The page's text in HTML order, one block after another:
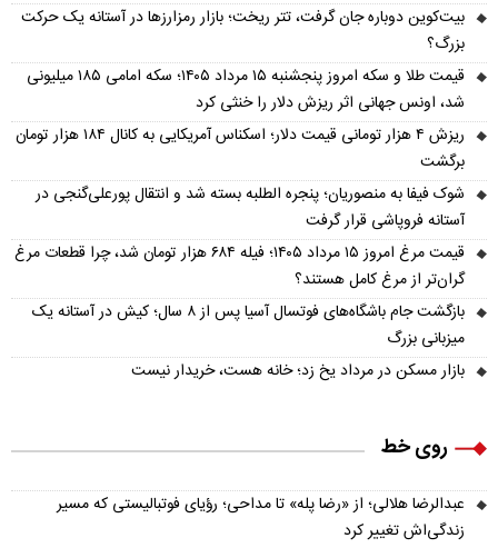
بیت‌کوین دوباره جان گرفت، تتر ریخت؛ بازار رمزارزها در آستانه یک حرکت
بزرگ؟
قیمت طلا و سکه امروز پنجشنبه ۱۵ مرداد ۱۴۰۵؛ سکه امامی ۱۸۵ میلیونی
شد، اونس جهانی اثر ریزش دلار را خنثی کرد
ریزش ۴ هزار تومانی قیمت دلار؛ اسکناس آمریکایی به کانال ۱۸۴ هزار تومان
برگشت
شوک فیفا به منصوریان؛ پنجره الطلبه بسته شد و انتقال پورعلی‌گنجی در
آستانه فروپاشی قرار گرفت
قیمت مرغ امروز ۱۵ مرداد ۱۴۰۵؛ فیله ۶۸۴ هزار تومان شد، چرا قطعات مرغ
گران‌تر از مرغ کامل هستند؟
بازگشت جام باشگاه‌های فوتسال آسیا پس از ۸ سال؛ کیش در آستانه یک
میزبانی بزرگ
بازار مسکن در مرداد یخ زد؛ خانه هست، خریدار نیست
روی خط
عبدالرضا هلالی؛ از «رضا پله» تا مداحی؛ رؤیای فوتبالیستی که مسیر
زندگی‌اش تغییر کرد